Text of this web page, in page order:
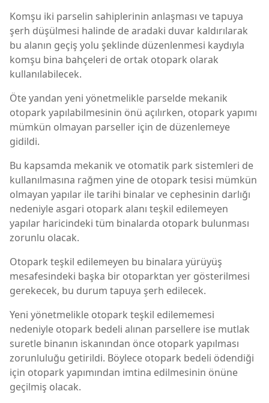
Komşu iki parselin sahiplerinin anlaşması ve tapuya
şerh düşülmesi halinde de aradaki duvar kaldırılarak
bu alanın geçiş yolu şeklinde düzenlenmesi kaydıyla
komşu bina bahçeleri de ortak otopark olarak
kullanılabilecek.
Öte yandan yeni yönetmelikle parselde mekanik
otopark yapılabilmesinin önü açılırken, otopark yapımı
mümkün olmayan parseller için de düzenlemeye
gidildi.
Bu kapsamda mekanik ve otomatik park sistemleri de
kullanılmasına rağmen yine de otopark tesisi mümkün
olmayan yapılar ile tarihi binalar ve cephesinin darlığı
nedeniyle asgari otopark alanı teşkil edilemeyen
yapılar haricindeki tüm binalarda otopark bulunması
zorunlu olacak.
Otopark teşkil edilemeyen bu binalara yürüyüş
mesafesindeki başka bir otoparktan yer gösterilmesi
gerekecek, bu durum tapuya şerh edilecek.
Yeni yönetmelikle otopark teşkil edilememesi
nedeniyle otopark bedeli alınan parsellere ise mutlak
suretle binanın iskanından önce otopark yapılması
zorunluluğu getirildi. Böylece otopark bedeli ödendiği
için otopark yapımından imtina edilmesinin önüne
geçilmiş olacak.